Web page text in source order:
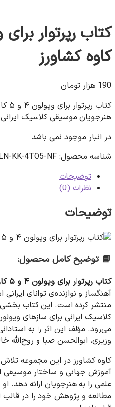
کاوه کشاورز
190 هزار تومان
هنرجویان موسیقی کلاسیک
در انبار موجود نمی باشد
شناسه محصول: KK-4TO5-NF
توضیحات
نظرات (0)
توضیحات
📘توضیح کامل محصول:
کتاب رپرتوار برای ویولون ۴ و ۵ کاوه کشاورز
آهنگساز و نوازنده‌ی توانای
منتشر کرده است. این کتاب بخشی
کلاسیک ایرانی برای سازهای
می‌رود. مؤلف این اثر را به
وزیری، ابوالحسن صبا و روح‌الله
کاوه کشاورز در این مجموعه
آموزش جهانی و ساختار موسیقی
علمی را به هنرجویان ارائه
مطالعه و پژوهش خود را در قالب